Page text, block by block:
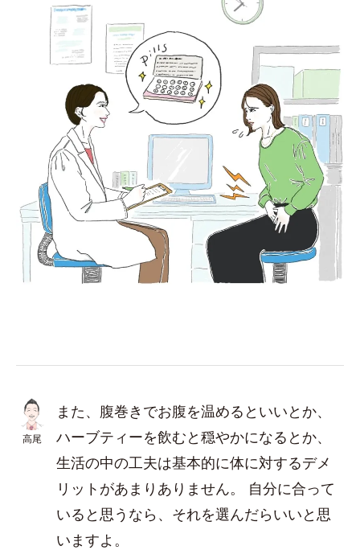
高尾
また、腹巻きでお腹を温めるといいとか、
ハーブティーを飲むと穏やかになるとか、
生活の中の工夫は基本的に体に対するデメ
リットがあまりありません。 自分に合って
いると思うなら、それを選んだらいいと思
いますよ。